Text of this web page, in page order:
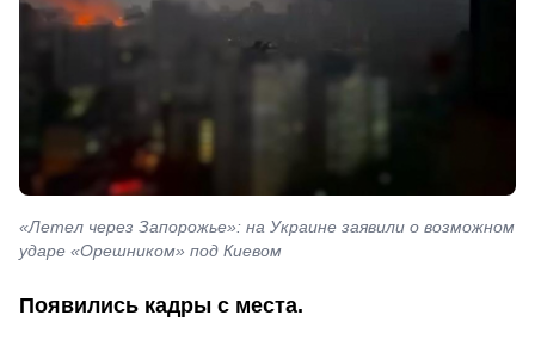
«Летел через Запорожье»: на Украине заявили о возможном
ударе «Орешником» под Киевом
Появились кадры с места.